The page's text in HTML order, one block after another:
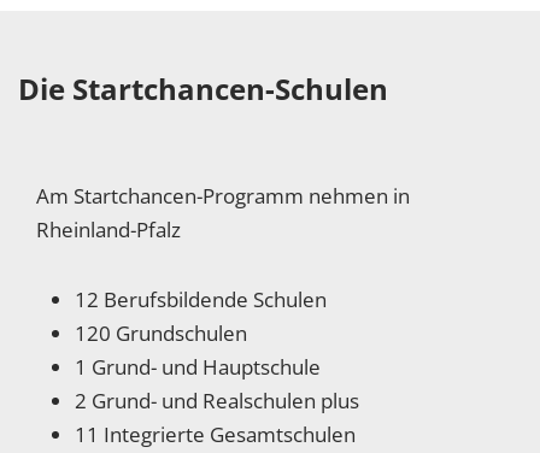
Die Startchancen-Schulen
Am Startchancen-Programm nehmen in
Rheinland-Pfalz
12 Berufsbildende Schulen
120 Grundschulen
1 Grund- und Hauptschule
2 Grund- und Realschulen plus
11 Integrierte Gesamtschulen